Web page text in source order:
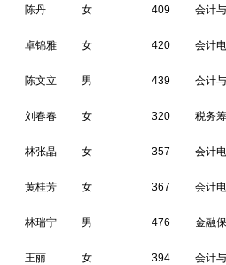
陈丹 女 409 会计
卓锦雅 女 420 会计
陈文立 男 439 会计
刘春春 女 320 税务
林张晶 女 357 会计
黄桂芳 女 367 会计
林瑞宁 男 476 金融
王丽 女 394 会计